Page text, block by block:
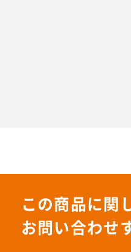
この商品に関
お問い合わせ